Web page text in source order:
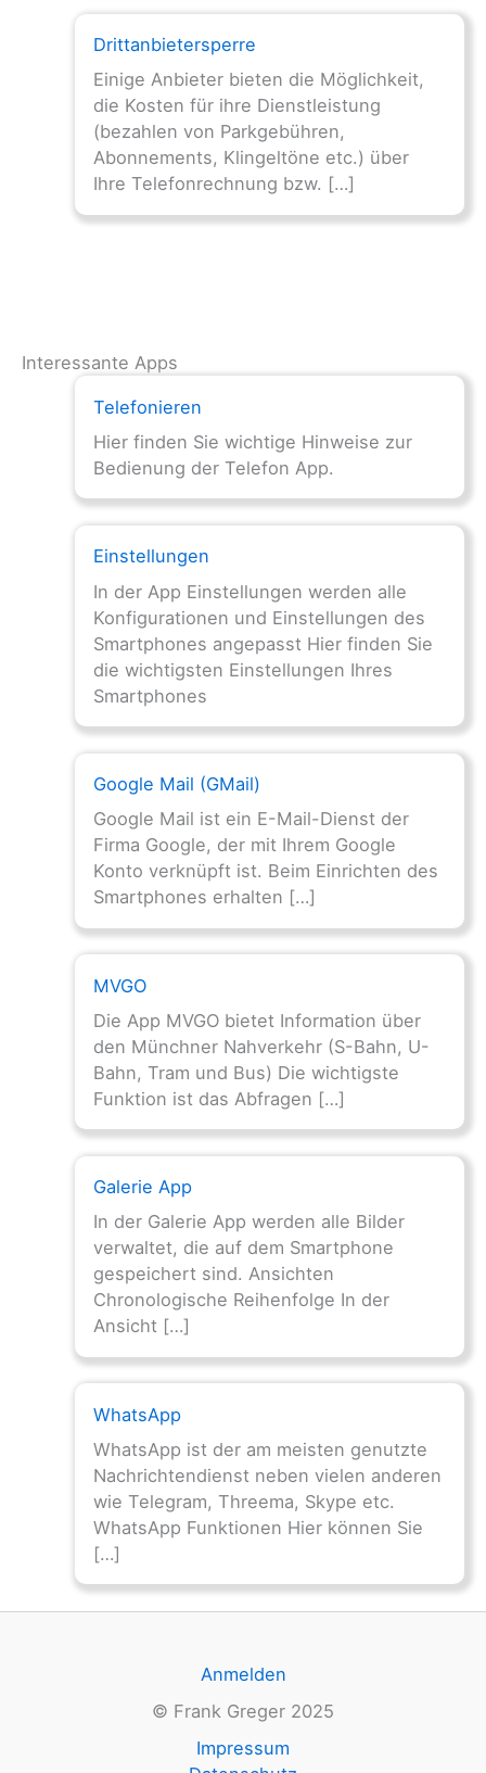
Drittanbietersperre
Einige Anbieter bieten die Möglichkeit,
die Kosten für ihre Dienstleistung
(bezahlen von Parkgebühren,
Abonnements, Klingeltöne etc.) über
Ihre Telefonrechnung bzw. […]
Interessante Apps
Telefonieren
Hier finden Sie wichtige Hinweise zur
Bedienung der Telefon App.
Einstellungen
In der App Einstellungen werden alle
Konfigurationen und Einstellungen des
Smartphones angepasst Hier finden Sie
die wichtigsten Einstellungen Ihres
Smartphones
Google Mail (GMail)
Google Mail ist ein E-Mail-Dienst der
Firma Google, der mit Ihrem Google
Konto verknüpft ist. Beim Einrichten des
Smartphones erhalten […]
MVGO
Die App MVGO bietet Information über
den Münchner Nahverkehr (S-Bahn, U-
Bahn, Tram und Bus) Die wichtigste
Funktion ist das Abfragen […]
Galerie App
In der Galerie App werden alle Bilder
verwaltet, die auf dem Smartphone
gespeichert sind. Ansichten
Chronologische Reihenfolge In der
Ansicht […]
WhatsApp
WhatsApp ist der am meisten genutzte
Nachrichtendienst neben vielen anderen
wie Telegram, Threema, Skype etc.
WhatsApp Funktionen Hier können Sie
[…]
Anmelden
© Frank Greger 2025
Impressum